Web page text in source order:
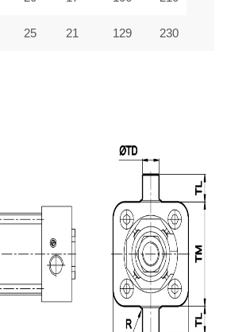
25 21 129 230